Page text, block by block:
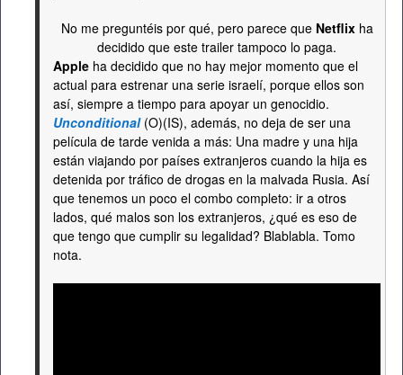
No me preguntéis por qué, pero parece que Netflixha
decidido que este trailer tampoco lo paga.
Apple ha decidido que no hay mejor momento que el
actual para estrenar una serie israelí, porque ellos son
así, siempre a tiempo para apoyar un genocidio.
Unconditional(O)(IS), además, no deja de ser una
película de tarde venida a más: Una madre y una hija
están viajando por países extranjeros cuando la hija es
detenida por tráfico de drogas en la malvada Rusia. Así
que tenemos un poco el combo completo: ir a otros
lados, qué malos son los extranjeros, ¿qué es eso de
que tengo que cumplir su legalidad? Blablabla. Tomo
nota.